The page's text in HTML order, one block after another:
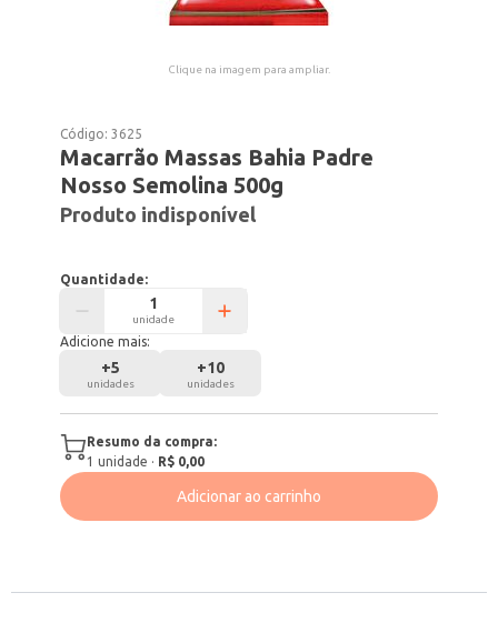
Clique na imagem para ampliar.
Código:3625
Macarrão Massas Bahia Padre
Nosso Semolina 500g
Produto indisponível
Quantidade:
unidade
Adicione mais:
+5
unidades
+10
unidades
Resumo da compra:
1 unidade · R$ 0,00
Adicionar ao carrinho